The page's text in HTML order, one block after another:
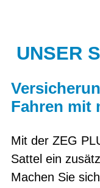
UNSER
Fahren mit
Mit der ZEG
Sattel ein
Machen Sie